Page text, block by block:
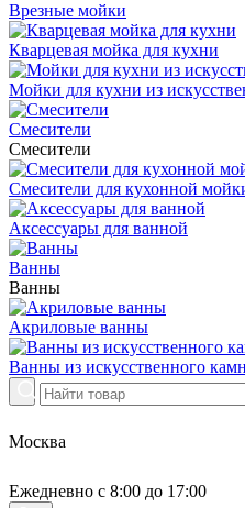
Врезные мойки
Кварцевая мойка для кухни
Мойки для кухни из
Смесители
Смесители
Смесители для кухонной
Аксессуары для ванной
Ванны
Ванны
Акриловые ванны
Ванны из искусственного
Москва
Ежедневно с 8:00 до 17:00